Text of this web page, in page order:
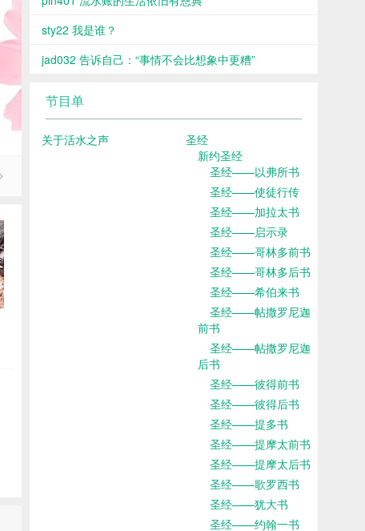
sty22 我是谁？
jad032 告诉自己：“事情不会比想象中更糟”
节目单
关于活水之声
圣经
新约圣经
圣经——以弗所书
圣经——使徒行传
圣经——加拉太书
圣经——启示录
圣经——哥林多前书
圣经——哥林多后书
圣经——希伯来书
圣经——帖撒罗尼迦
前书
圣经——帖撒罗尼迦
后书
圣经——彼得前书
圣经——彼得后书
圣经——提多书
圣经——提摩太前书
圣经——提摩太后书
圣经——歌罗西书
圣经——犹大书
圣经——约翰一书